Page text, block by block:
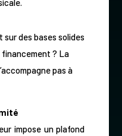
des bases solides
? La
pas à
impose un plafond